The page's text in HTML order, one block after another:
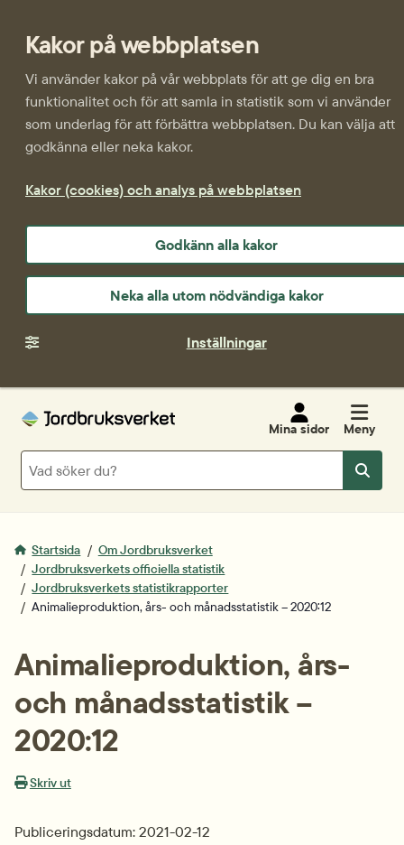
Kakor på webbplatsen
Vi använder kakor på vår webbplats för att ge dig en bra
funktionalitet och för att samla in statistik som vi använder
som underlag för att förbättra webbplatsen. Du kan välja att
godkänna eller neka kakor.
Kakor (cookies) och analys på webbplatsen
Godkänn alla kakor
Neka alla utom nödvändiga kakor
Inställningar
Mina sidor Meny
Sök
Sök
Startsida
Om Jordbruksverket
Jordbruksverkets officiella statistik
Jordbruksverkets statistikrapporter
Animalieproduktion, års- och månadsstatistik – 2020:12
Animalieproduktion, års-
och månadsstatistik –
2020:12
Skriv ut
Publiceringsdatum: 2021-02-12